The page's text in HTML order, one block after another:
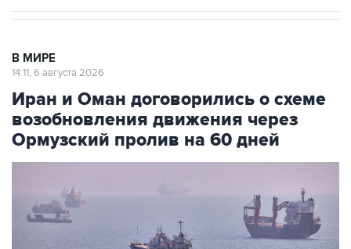
В МИРЕ
14:11, 6 августа 2026
Иран и Оман договорились о схеме
возобновления движения через
Ормузский пролив на 60 дней